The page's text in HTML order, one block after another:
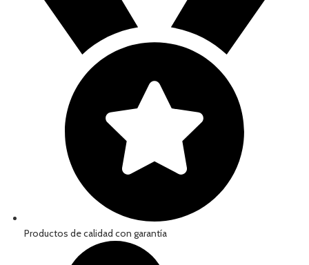
Productos de calidad con garantía